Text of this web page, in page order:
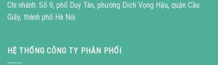
Chi nhánh: Số 9, phố Duy Tân, phường Dịch Vọng Hậu, quận Cầu
Giấy, thành phố Hà Nội
HỆ THỐNG CÔNG TY PHÂN PHỐI